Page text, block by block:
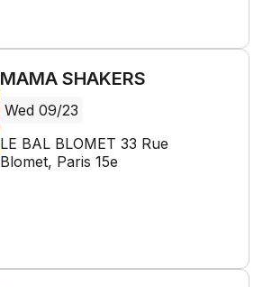
MAMA SHAKERS
Wed 09/23
LE BAL BLOMET 33 Rue
Blomet, Paris 15e